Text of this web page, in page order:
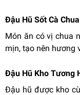
Đậu Hũ Sốt Cà Chua
Món ăn có vị chua
mịn, tạo nên hương
Đậu Hũ Kho Tương
Đậu hũ được kho